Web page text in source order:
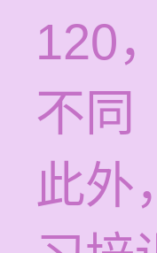
120
不同
此外